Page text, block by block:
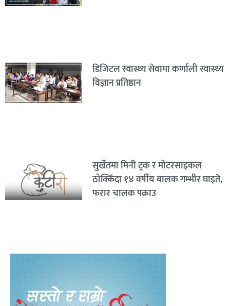
डिजिटल स्वास्थ्य सेवामा कर्णाली स्वास्थ्य
विज्ञान प्रतिष्ठान
सुर्खेतमा मिनी ट्रक र मोटरसाइकल
ठोक्किँदा १४ वर्षीय बालक गम्भीर घाइते,
फरार चालक पक्राउ